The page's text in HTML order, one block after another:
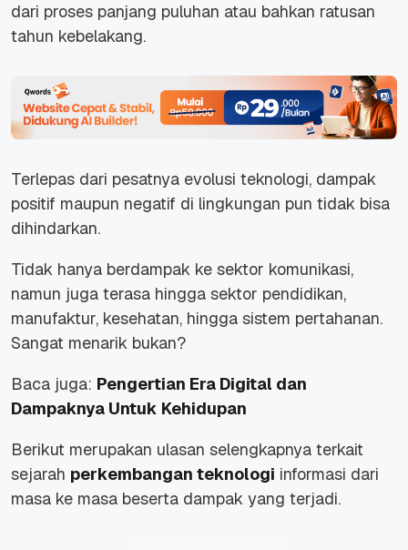
dari proses panjang puluhan atau bahkan ratusan
tahun kebelakang.
Terlepas dari pesatnya evolusi teknologi, dampak
positif maupun negatif di lingkungan pun tidak bisa
dihindarkan.
Tidak hanya berdampak ke sektor komunikasi,
namun juga terasa hingga sektor pendidikan,
manufaktur, kesehatan, hingga sistem pertahanan.
Sangat menarik bukan?
Baca juga: Pengertian Era Digital dan
Dampaknya Untuk Kehidupan
Berikut merupakan ulasan selengkapnya terkait
sejarah perkembangan teknologi informasi dari
masa ke masa beserta dampak yang terjadi.